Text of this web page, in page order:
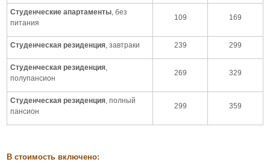
Студенческие апартаменты , без
питания
109 169
Студенческая резиденция , завтраки 239 299
Студенческая резиденция
полупансион
269 329
Студенческая резиденция , полный
пансион
299 359
В стоимость включено: